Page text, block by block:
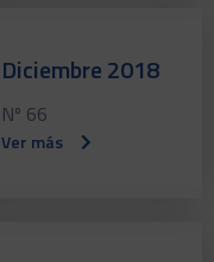
Diciembre 2018
Nº 66
Ver más